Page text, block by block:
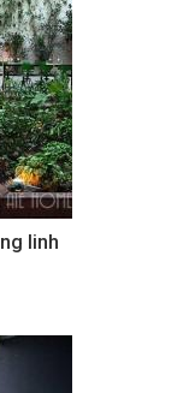
linh